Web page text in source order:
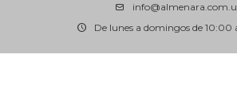
De lunes a domingos de 10:00